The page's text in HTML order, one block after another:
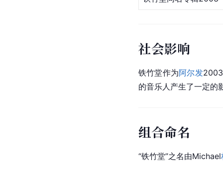
社会影响
铁竹堂作为阿尔发
的音乐人产生了一定的
组合命名
“铁竹堂”之名由Michael